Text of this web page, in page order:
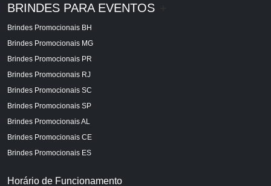
BRINDES PARA EVENTOS
Brindes Promocionais BH
Brindes Promocionais MG
Brindes Promocionais PR
Brindes Promocionais RJ
Brindes Promocionais SC
Brindes Promocionais SP
Brindes Promocionais AL
Brindes Promocionais CE
Brindes Promocionais ES
Horário de Funcionamento